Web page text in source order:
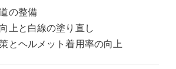
の整備
上と白線の塗り直し
とヘルメット着用率の向上